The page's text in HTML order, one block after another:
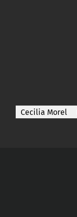
Cecilia Morel